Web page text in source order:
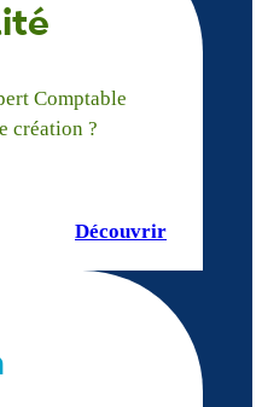
Comptable
création ?
Découvrir